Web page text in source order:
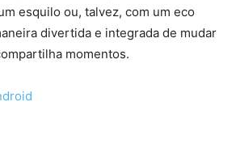
esquilo ou, talvez, com um eco
divertida e integrada de mudar
momentos.